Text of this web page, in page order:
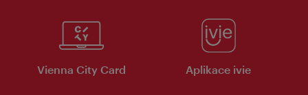
Vienna City Card Aplikace ivie